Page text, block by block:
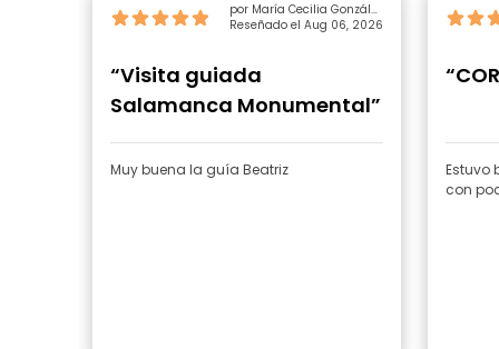
por María Cecilia González
Perdomo
Reseñado el Aug 06, 2026
“Visita guiada
Salamanca Monumental”
Muy buena la guía Beatriz
Estuvo
con